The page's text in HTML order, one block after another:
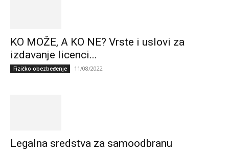
KO MOŽE, A KO NE? Vrste i uslovi za
izdavanje licenci...
Fizičko obezbeđenje 11/08/2022
Legalna sredstva za samoodbranu